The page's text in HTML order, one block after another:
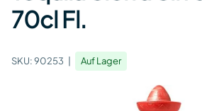
70cl Fl.
SKU:90253 Auf Lager